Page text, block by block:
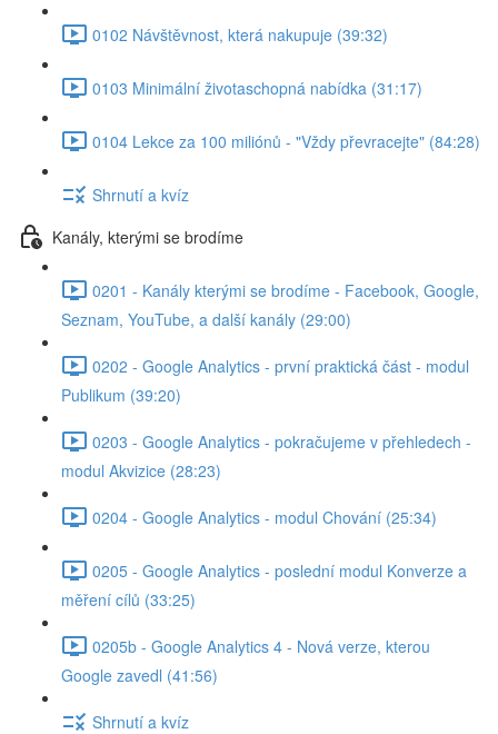
0102 Návštěvnost, která nakupuje (39:32)
0103 Minimální životaschopná nabídka (31:17)
0104 Lekce za 100 miliónů - "Vždy převracejte" (84:28)
Shrnutí a kvíz
Kanály, kterými se brodíme
0201 - Kanály kterými se brodíme - Facebook, Google,
Seznam, YouTube, a další kanály (29:00)
0202 - Google Analytics - první praktická část - modul
Publikum (39:20)
0203 - Google Analytics - pokračujeme v přehledech -
modul Akvizice (28:23)
0204 - Google Analytics - modul Chování (25:34)
0205 - Google Analytics - poslední modul Konverze a
měření cílů (33:25)
0205b - Google Analytics 4 - Nová verze, kterou
Google zavedl (41:56)
Shrnutí a kvíz